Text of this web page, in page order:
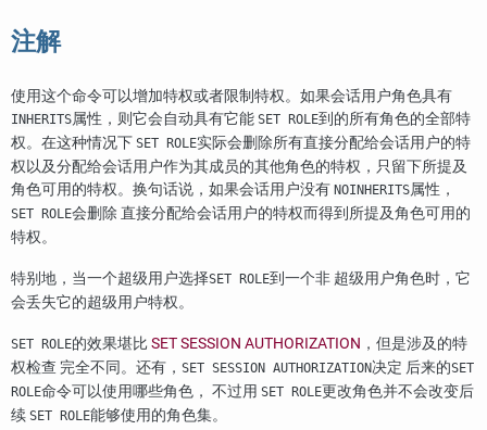
注解
使用这个命令可以增加特权或者限制特权。如果会话用户角色具有
INHERITS属性，则它会自动具有它能 SET ROLE到的所有角色的全部特
权。在这种情况下 SET ROLE实际会删除所有直接分配给会话用户的特
权以及分配给会话用户作为其成员的其他角色的特权，只留下所提及
角色可用的特权。换句话说，如果会话用户没有 NOINHERITS属性，
SET ROLE会删除 直接分配给会话用户的特权而得到所提及角色可用的
特权。
特别地，当一个超级用户选择SET ROLE到一个非 超级用户角色时，它
会丢失它的超级用户特权。
SET ROLE的效果堪比 SET SESSION AUTHORIZATION ，但是涉及的特
权检查 完全不同。还有， SET SESSION AUTHORIZATION决定 后来的SET
ROLE命令可以使用哪些角色， 不过用 SET ROLE更改角色并不会改变后
续 SET ROLE能够使用的角色集。